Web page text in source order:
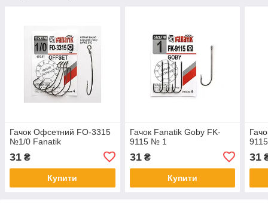
Гачок Офсетний FO-3315
№1/0 Fanatik
31 ₴
Купити
Гачок Fanatik Goby FK-
9115 № 1
31₴
Купити
31